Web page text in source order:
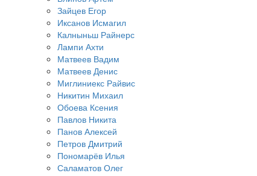
Зайцев Егор
Иксанов Исмагил
Калныньш Райнерс
Лампи Ахти
Матвеев Вадим
Матвеев Денис
Миглиниекс Райвис
Никитин Михаил
Обоева Ксения
Павлов Никита
Панов Алексей
Петров Дмитрий
Пономарёв Илья
Саламатов Олег